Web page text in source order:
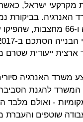
מקרקעי ישראל,
האנרגיה. בביקורת
ייעודית שטרם
האנרגיה
להגנת
- ואולם מלבד
שוטפים והעברת